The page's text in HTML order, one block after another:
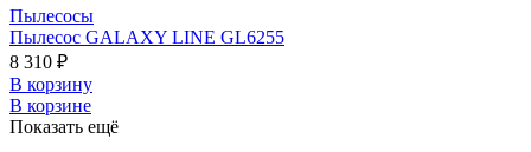
Пылесосы
Пылесос GALAXY LINE GL6255
8 310 ₽
В корзину
В корзине
Показать ещё